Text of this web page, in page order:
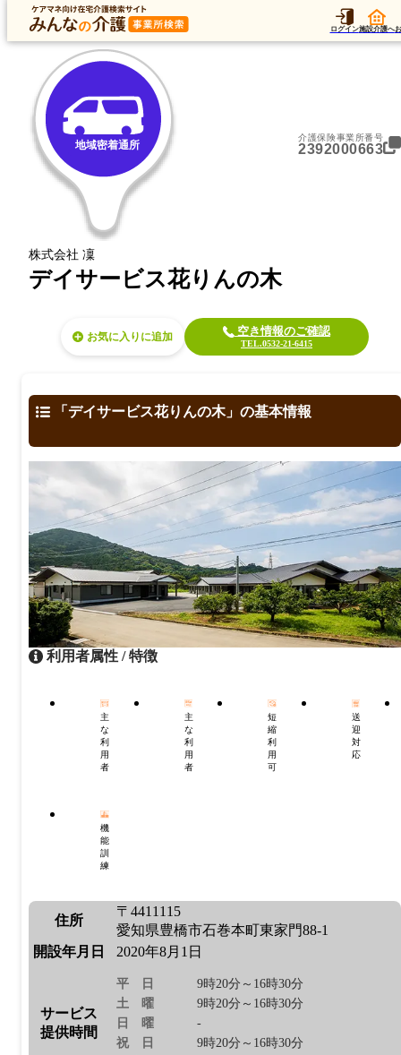
ログイン施設介護へ
トップ データ
トップ 愛知県 豊橋市 地域密着通所
地域密着通所
株式会社 凜
介護保険事業所番号
2392000663
デイサービス花りんの木
お気に入り 空き情報のご確認
TEL.0532-21-6415
「デイサービス花りんの木」の基本情報
利用者属性 / 特徴
主
な
利
用
者
主
な
利
用
者
短
縮
利
用
可
送
迎
対
応
機
能
訓
練
住所
〒4411115
愛知県豊橋市石巻本町東家門88-1
開設年月日
2020年8月1日
サービス
提供時間
平日
9時20分～16時30分
土曜
9時20分～16時30分
日曜
-
祝日
9時20分～16時30分